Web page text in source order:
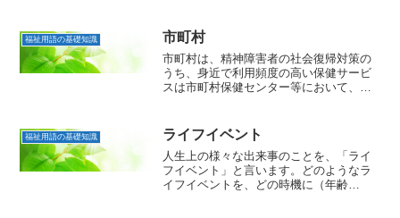
福祉用語の基礎知識 市町村
市町村は、精神障害者の社会復帰対策の
うち、身近で利用頻度の高い保健サービ
スは市町村保健センター等において、保
障害者自立支援法の施行により、障害の
種別に関わりなく...
福祉用語の基礎知識 ライフイベント
人生上の様々な出来事のことを、「ライ
フイベント」と言います。どのようなラ
イフイベントを、どの時機に（年齢